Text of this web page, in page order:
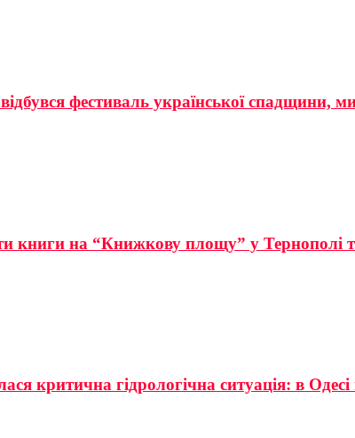
фестиваль української спадщини,
книги на “Книжкову площу” у Тернополі
критична гідрологічна ситуація: в